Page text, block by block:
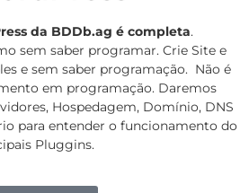
da BDDb.ag é completa.
sem saber programar. Crie Site e
e sem saber programação. Não é
em programação. Daremos
Hospedagem, Domínio, DNS
para entender o funcionamento do
Pluggins.